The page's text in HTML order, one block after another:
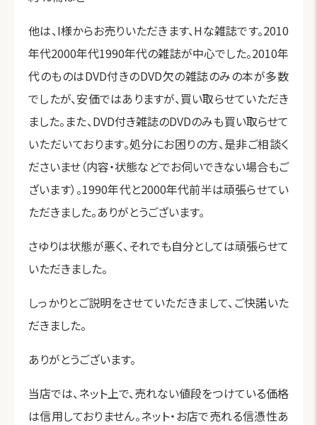
他は、I様からお売りいただきます、Hな雑誌です。2010
年代2000年代1990年代の雑誌が中心でした。2010年
代のものはDVD付きのDVD欠の雑誌のみの本が多数
でしたが、安価ではありますが、買い取らせていただき
ました。また、DVD付き雑誌のDVDのみも買い取らせて
いただいております。処分にお困りの方、是非ご相談く
ださいませ（内容・状態などでお伺いできない場合もご
ざいます）。1990年代と2000年代前半は頑張らせてい
ただきました。ありがとうございます。
さゆりは状態が悪く、それでも自分としては頑張らせて
いただきました。
しっかりとご説明をさせていただきまして、ご快諾いた
だきました。
ありがとうございます。
当店では、ネット上で、売れない値段をつけている価格
は信用しておりません。ネット・お店で売れる信憑性あ